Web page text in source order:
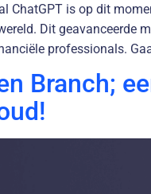
ChatGPT is op dit
Dit geavanceerde
professionals.
Branch;